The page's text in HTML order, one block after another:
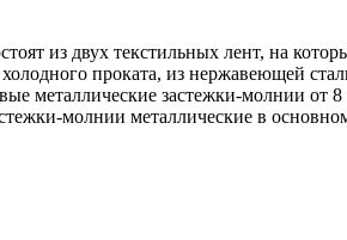
из двух текстильных лент, на
проката, из нержавеющей
металлические застежки-молнии от
молнии металлические в